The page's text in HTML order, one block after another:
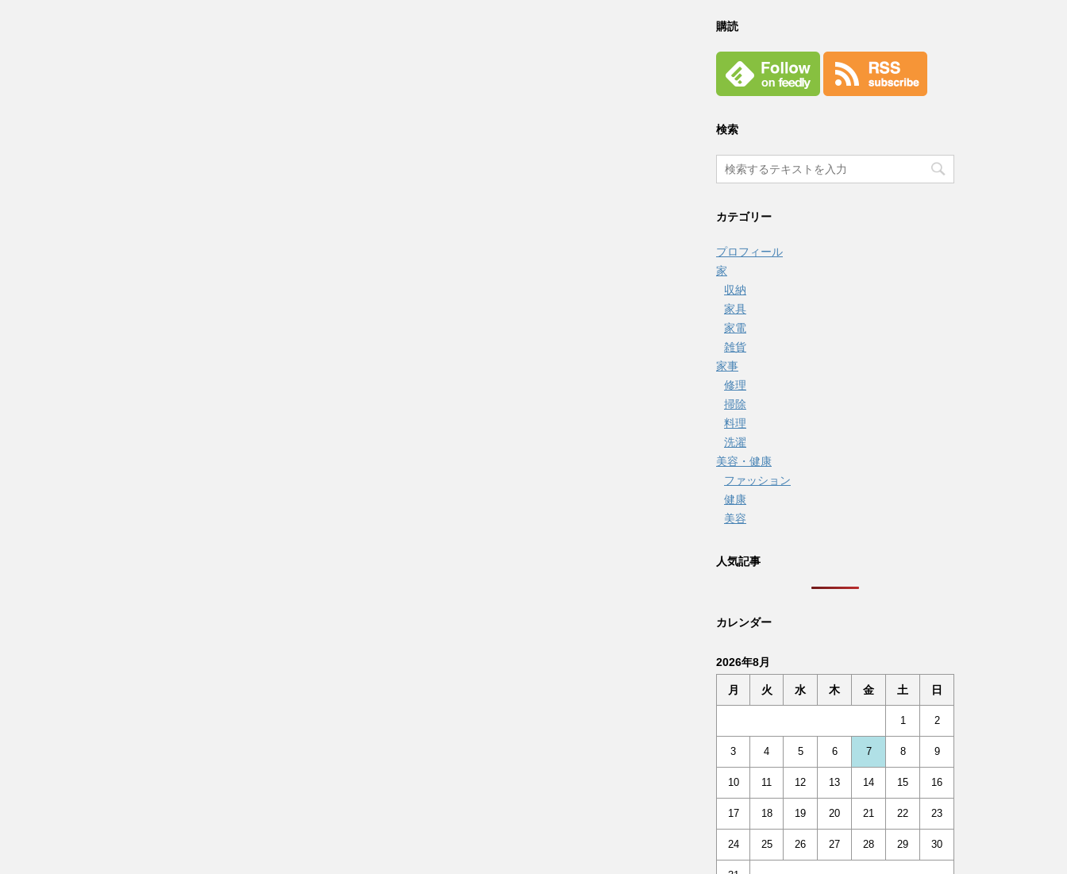
購読
検索
カテゴリー
プロフィール
家
収納
家具
家電
雑貨
家事
修理
掃除
料理
洗濯
美容・健康
ファッション
健康
美容
人気記事
カレンダー
2026年8月
月 火 水 木 金 土 日
1 2
3 4 5 6 7 8 9
10 11 12 13 14 15 16
17 18 19 20 21 22 23
24 25 26 27 28 29 30